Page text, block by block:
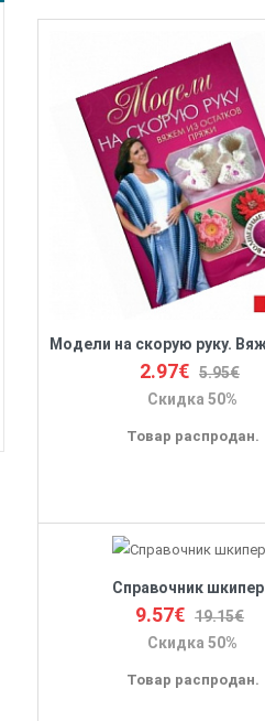
2.97€ 5.95€
Скидка 50%
Товар распродан.
Справочник
9.57€ 19.15€
Скидка 50%
Товар распродан.